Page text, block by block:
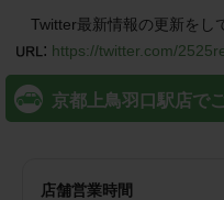
Twitter最新情報の更新をし
: https://twitter.com/
京都上鳥羽口駅店で
店舗営業時間